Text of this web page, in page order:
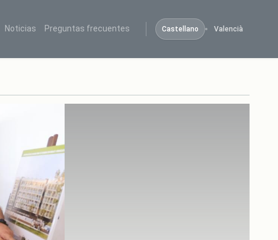
Noticias Preguntas frecuentes Castellano Valencià